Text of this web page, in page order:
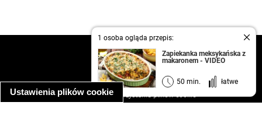
Ustawienia plików cookie
1 osoba ogląda przepis:
Zapiekanka meksykańska z
makaronem - VIDEO
50 min. łatwe
kontakt
regulamin
informacja o prywatności
informacja o wykorzystaniu plików cookie